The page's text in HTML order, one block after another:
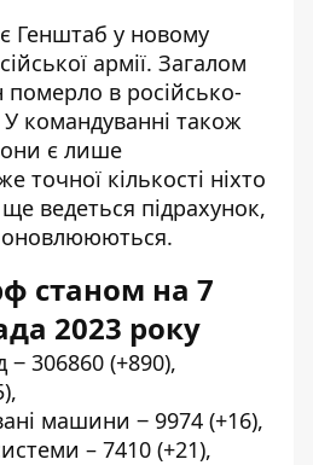
Генштаб у новому
армії. Загалом
померло в російсько-
У командуванні також
є лише
точної кількості ніхто
ведеться підрахунок,
оновлююються.
станом на 7
2023 року
306860 (+890),
машини ‒ 9974 (+16),
– 7410 (+21),